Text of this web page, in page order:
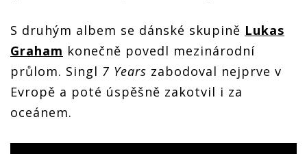
S druhým albem se dánské skupině Lukas
Graham konečně povedl mezinárodní
průlom. Singl 7 Years zabodoval nejprve v
Evropě a poté úspěšně zakotvil i za
oceánem.